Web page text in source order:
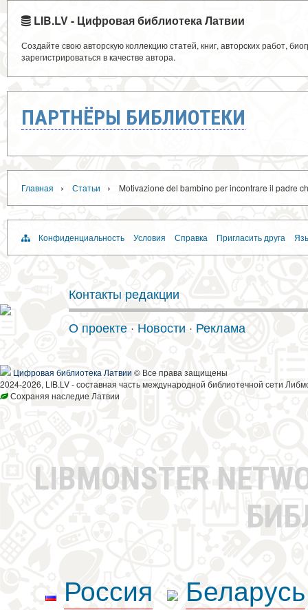
LIB.LV - Цифровая библиотека Латвии
Создайте свою авторскую коллекцию статей, книг, авторских работ,
зарегистрироваться в качестве автора.
ПАРТНЁРЫ БИБЛИОТЕКИ
Главная › Статьи › Motivazione del bambino per incontrare il padre
Конфиденциальность Условия Справка Пригласить друга
Контакты редакции
О проекте · Новости · Реклама
Цифровая библиотека Латвии © Все права защищены
2024-2026, LIB.LV - составная часть международной библиотечной сети
Сохраняя наследие Латвии
LIBMONSTER
Россия
Беларусь